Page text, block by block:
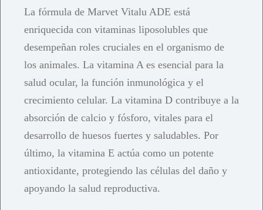
La fórmula de Marvet Vitalu ADE está
enriquecida con vitaminas liposolubles que
desempeñan roles cruciales en el organismo de
los animales. La vitamina A es esencial para la
salud ocular, la función inmunológica y el
crecimiento celular. La vitamina D contribuye a la
absorción de calcio y fósforo, vitales para el
desarrollo de huesos fuertes y saludables. Por
último, la vitamina E actúa como un potente
antioxidante, protegiendo las células del daño y
apoyando la salud reproductiva.